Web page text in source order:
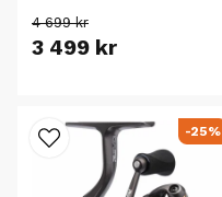
4 699 kr
3 499 kr
-25%